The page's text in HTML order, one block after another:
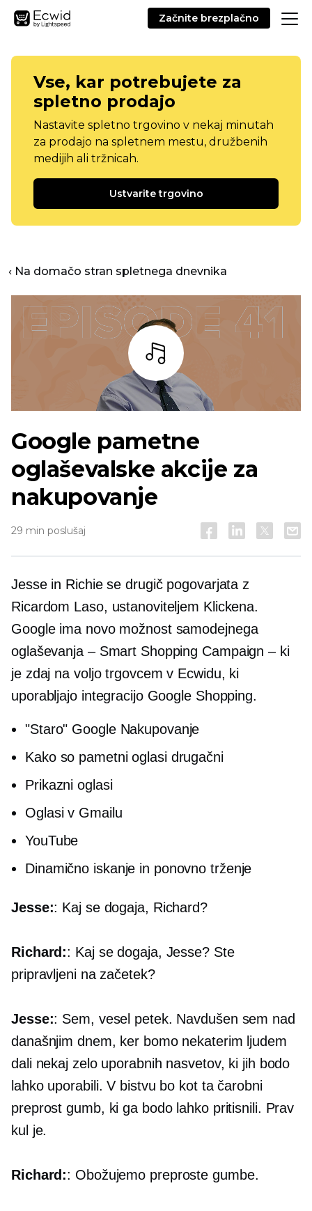
Začnite brezplačno
Vse, kar potrebujete za
spletno prodajo
Nastavite spletno trgovino v nekaj minutah
za prodajo na spletnem mestu, družbenih
medijih ali tržnicah.
Ustvarite trgovino
‹ Na domačo stran spletnega dnevnika
Bar
Google pametne
oglaševalske akcije za
nakupovanje
29 min poslušaj
Jesse in Richie se drugič pogovarjata z
Ricardom Laso, ustanoviteljem Klickena.
Google ima novo možnost samodejnega
oglaševanja – Smart Shopping Campaign – ki
je zdaj na voljo trgovcem v Ecwidu, ki
uporabljajo integracijo Google Shopping.
"Staro" Google Nakupovanje
Kako so pametni oglasi drugačni
Prikazni oglasi
Oglasi v Gmailu
YouTube
Dinamično iskanje in ponovno trženje
Jesse:: Kaj se dogaja, Richard?
Richard:: Kaj se dogaja, Jesse? Ste
pripravljeni na začetek?
Jesse:: Sem, vesel petek. Navdušen sem nad
današnjim dnem, ker bomo nekaterim ljudem
dali nekaj zelo uporabnih nasvetov, ki jih bodo
lahko uporabili. V bistvu bo kot ta čarobni
preprost gumb, ki ga bodo lahko pritisnili. Prav
kul je.
Richard:: Obožujemo preproste gumbe.